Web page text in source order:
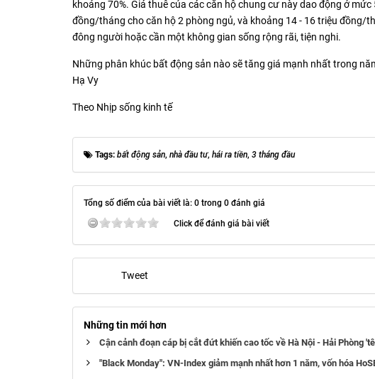
khoảng 70%. Giá thuê của các căn hộ chung cư này dao động ở
đồng/tháng cho căn hộ 2 phòng ngủ, và khoảng 14 - 16 triệu đồng/
đông người hoặc cần một không gian sống rộng rãi, tiện nghi.
Những phân khúc bất động sản nào sẽ tăng giá mạnh nhất trong
Hạ Vy
Theo Nhịp sống kinh tế
Tags: bất động sản, nhà đầu tư, hái ra tiền, 3 tháng đầu
Tổng số điểm của bài viết là: 0 trong 0 đánh giá
Click để đánh giá bài viết
Tweet
Những tin mới hơn
Cận cảnh đoạn cáp bị cắt đứt khiến cao tốc về Hà Nội - Hải Phòng
"Black Monday": VN-Index giảm mạnh nhất hơn 1 năm, vốn hóa